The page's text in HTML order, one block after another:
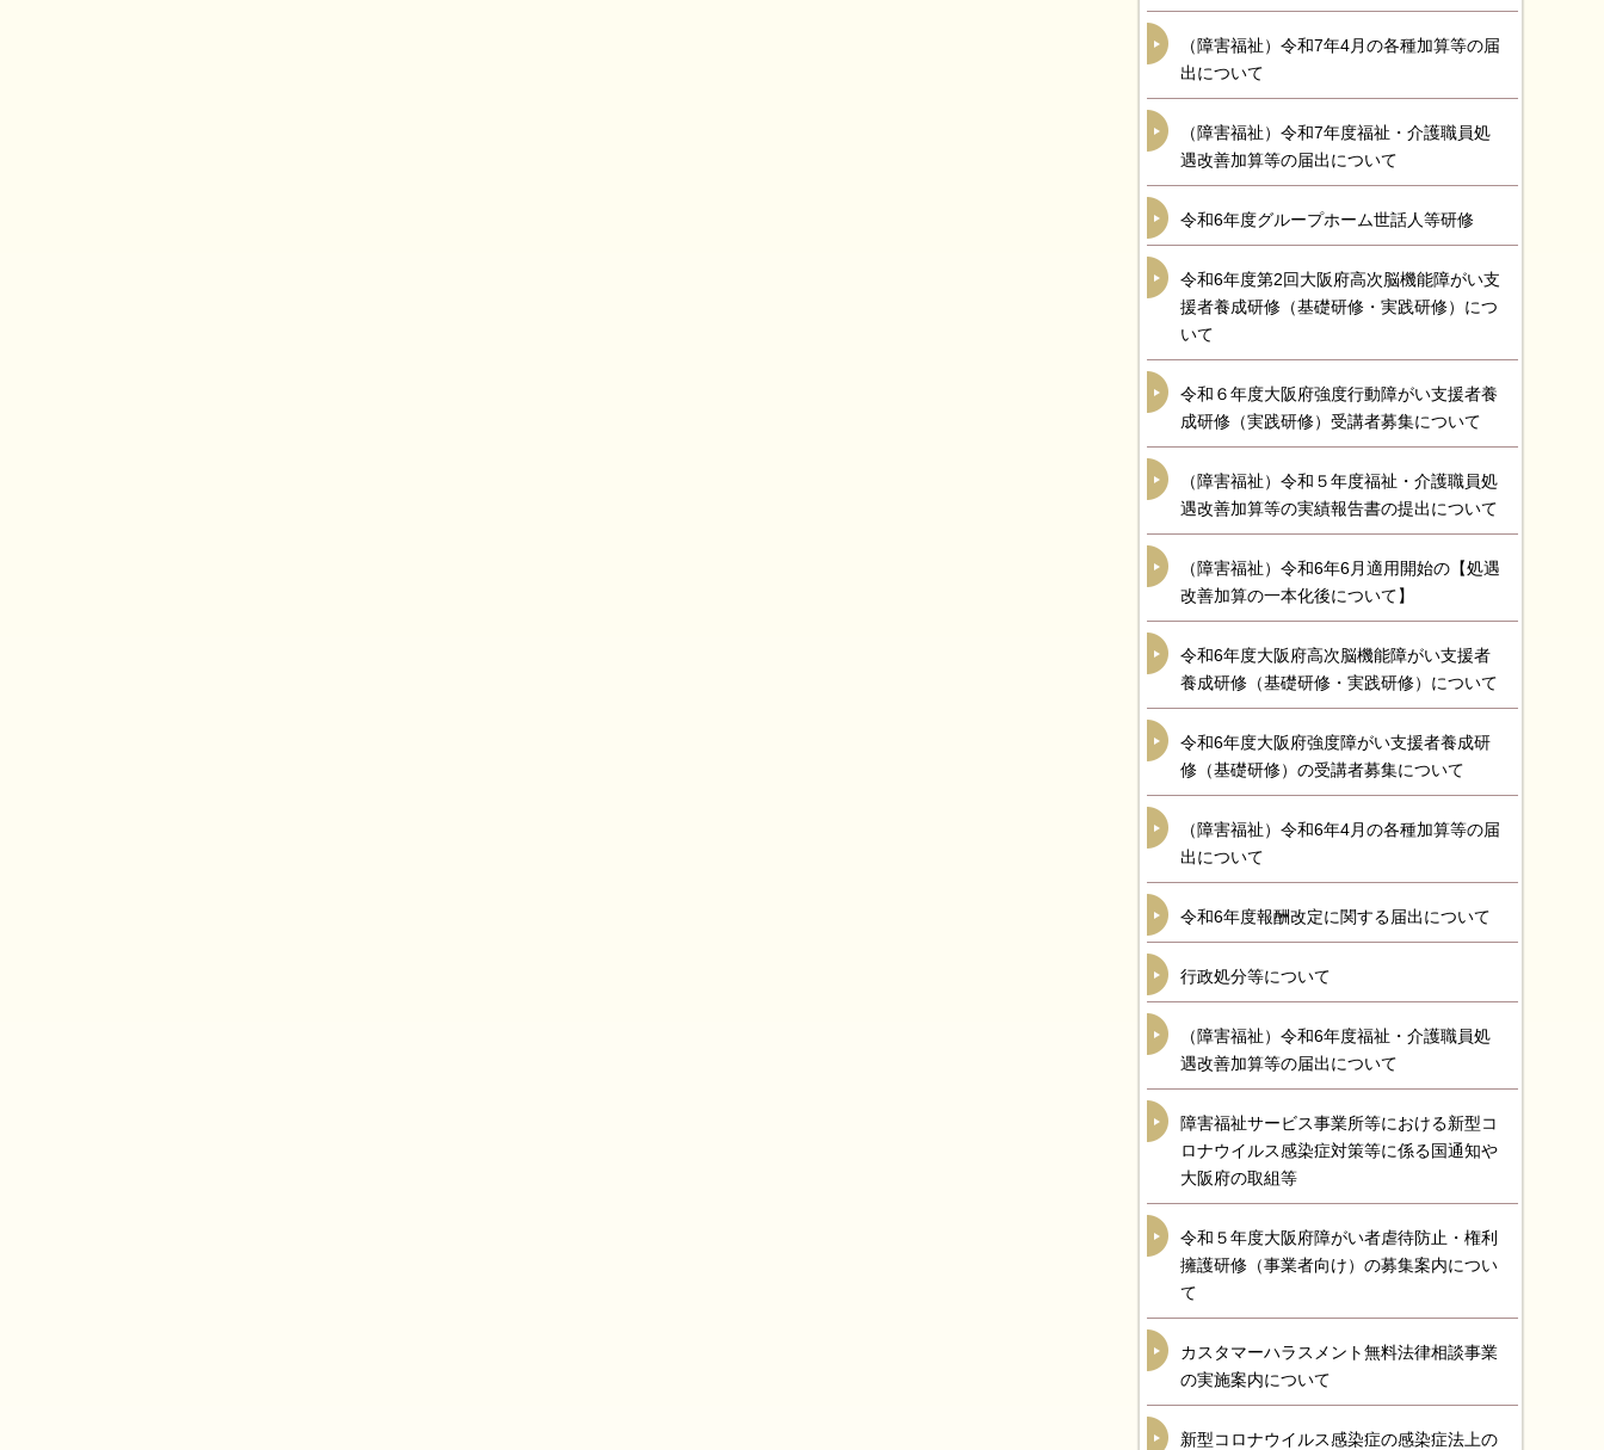
（障害福祉）令和7年4月の各種加算等の届
出について
（障害福祉）令和7年度福祉・介護職員処
遇改善加算等の届出について
令和6年度グループホーム世話人等研修
令和6年度第2回大阪府高次脳機能障がい支
援者養成研修（基礎研修・実践研修）につ
いて
令和６年度大阪府強度行動障がい支援者養
成研修（実践研修）受講者募集について
（障害福祉）令和５年度福祉・介護職員処
遇改善加算等の実績報告書の提出について
（障害福祉）令和6年6月適用開始の【処遇
改善加算の一本化後について】
令和6年度大阪府高次脳機能障がい支援者
養成研修（基礎研修・実践研修）について
令和6年度大阪府強度障がい支援者養成研
修（基礎研修）の受講者募集について
（障害福祉）令和6年4月の各種加算等の届
出について
令和6年度報酬改定に関する届出について
行政処分等について
（障害福祉）令和6年度福祉・介護職員処
遇改善加算等の届出について
障害福祉サービス事業所等における新型コ
ロナウイルス感染症対策等に係る国通知や
大阪府の取組等
令和５年度大阪府障がい者虐待防止・権利
擁護研修（事業者向け）の募集案内につい
て
カスタマーハラスメント無料法律相談事業
の実施案内について
新型コロナウイルス感染症の感染症法上の